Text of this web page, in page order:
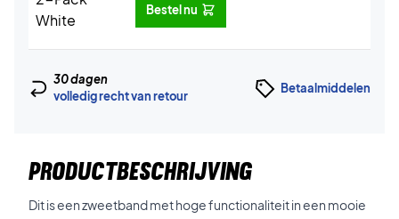
Bestel nu
30 dagen
volledig recht van retour
Betaalmiddelen
PRODUCTBESCHRIJVING
Dit is een zweetband met hoge functionaliteit in een mooie